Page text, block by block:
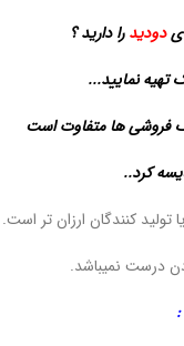
دودید را دارید ؟
تهیهنمایید...
فروشی ها متفاوت است
کرد..
کنندگان ارزان تر است.
درست نمیباشد.
: